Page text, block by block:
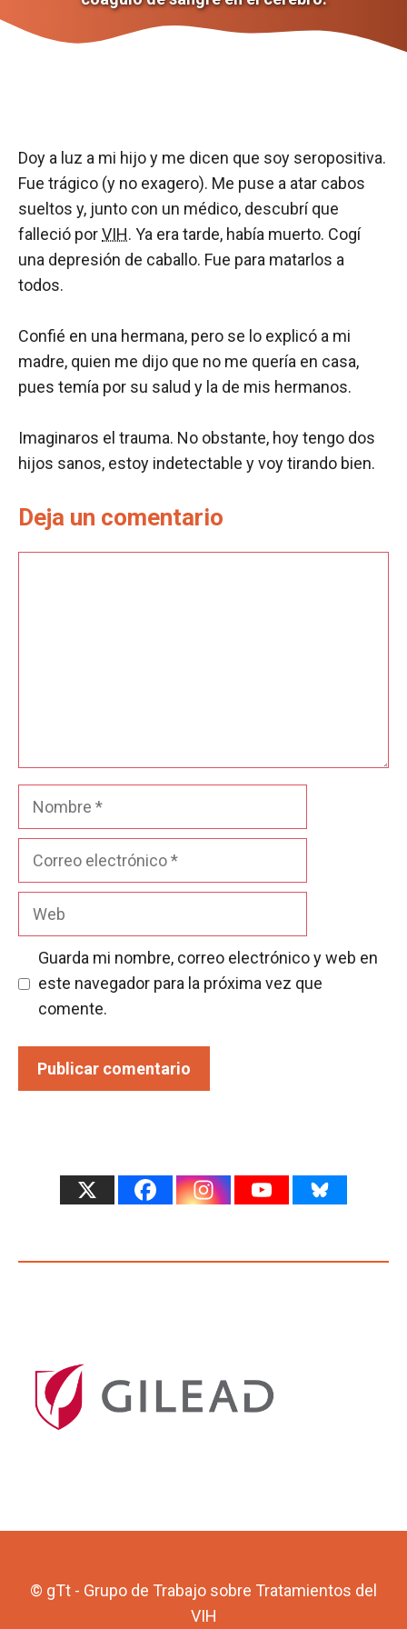
Doy a luz a mi hijo y me dicen que soy seropositiva.
Fue trágico (y no exagero). Me puse a atar cabos
sueltos y, junto con un médico, descubrí que
falleció porVIH. Ya era tarde, había muerto. Cogí
una depresión de caballo. Fue para matarlos a
todos.
Confié en una hermana, pero se lo explicó a mi
madre, quien me dijo que no me quería en casa,
pues temía por su salud y la de mis hermanos.
Imaginaros el trauma. No obstante, hoy tengo dos
hijos sanos, estoy indetectable y voy tirando bien.
Deja un comentario
Nombre
Guarda mi nombre, correo electrónico y web en
este navegador para la próxima vez que
comente.
© gTt - Grupo de Trabajo sobre Tratamientos del
VIH